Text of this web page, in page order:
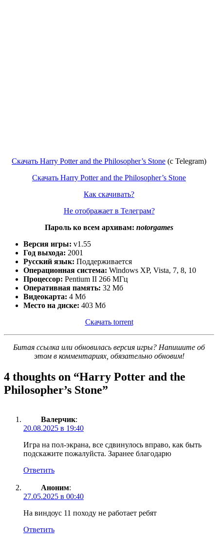
Скачать Harry Potter and the Philosopher’s Stone (c Telegram)
Скачать Harry Potter and the Philosopher’s Stone
Как скачивать?
Не отображает в Телеграм?
Пароль ко всем архивам: notorgames
Версия игры: v1.55
Год выхода: 2001
Русский язык: Поддерживается
Операционная система: Windows XP, Vista, 7, 8, 10
Процессор: Pentium II 266 МГц
Оперативная память: 32 Мб
Видеокарта: 4 Мб
Место на диске: 403 Мб
Скачать torrent
Битая ссылка или обновилась версия игры? Напишите об
этом в комментариях, обязательно обновим!
4 thoughts on “Harry Potter and the
Philosopher’s Stone”
Валерчик:
20.08.2025 в 19:40
Игра на пол-экрана, все сдвинулось вправо, как быть
подскажите пожалуйста. Заранее благодарю
Ответить
Аноним:
27.05.2025 в 00:40
На виндоус 11 походу не работает ребят
Ответить